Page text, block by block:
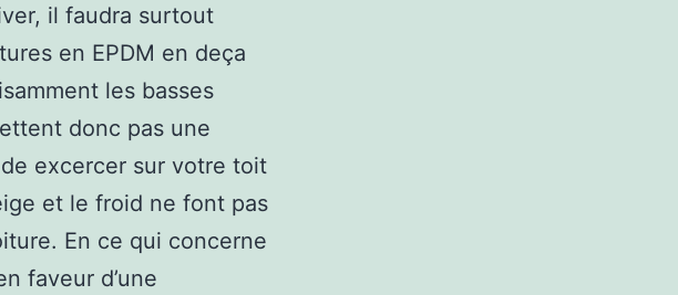
il faudra surtout
en EPDM en deça
les basses
donc pas une
excercer sur votre toit
et le froid ne font pas
En ce qui concerne
faveur d’une